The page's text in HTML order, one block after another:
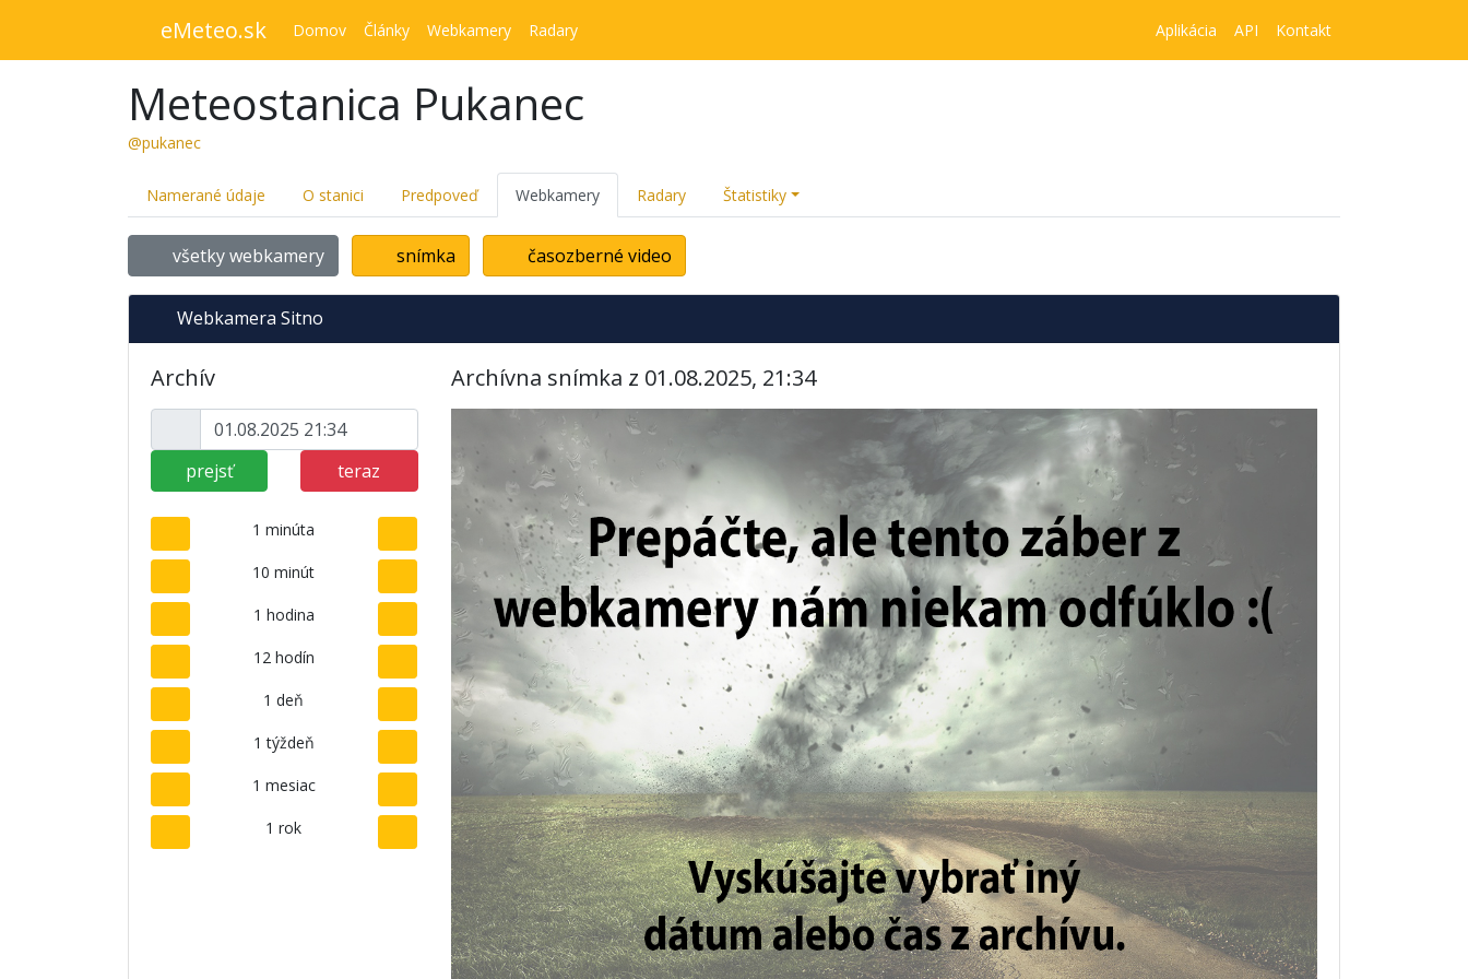
eMeteo.sk Domov Články Webkamery Radary Aplikácia API Kontakt
Meteostanica Pukanec
@pukanec
Namerané údaje O stanici Predpoveď Webkamery Radary Štatistiky
všetky webkamery snímka časozberné video
Webkamera Sitno
Archív
prejsť teraz
1 minúta
10 minút
1 hodina
12 hodín
1 deň
1 týždeň
1 mesiac
1 rok
Archívna snímka z 01.08.2025, 21:34